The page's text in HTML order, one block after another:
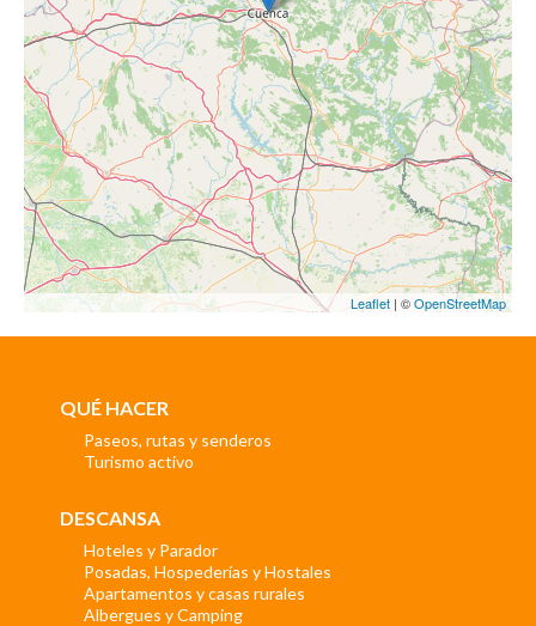
Leaflet | ©OpenStreetMap
QUÉ HACER
Paseos, rutas y senderos
Turismo activo
DESCANSA
Hoteles y Parador
Posadas, Hospederías y Hostales
Apartamentos y casas rurales
Albergues y Camping